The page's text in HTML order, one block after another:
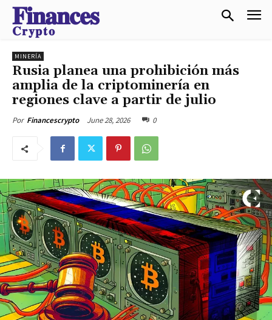
𝐅𝐢𝐧𝐚𝐧𝐜𝐞𝐬
𝐂𝐫𝐲𝐩𝐭𝐨
MINERÍA
Rusia planea una prohibición más
amplia de la criptominería en
regiones clave a partir de julio
Por Financescrypto June 28, 2026 0